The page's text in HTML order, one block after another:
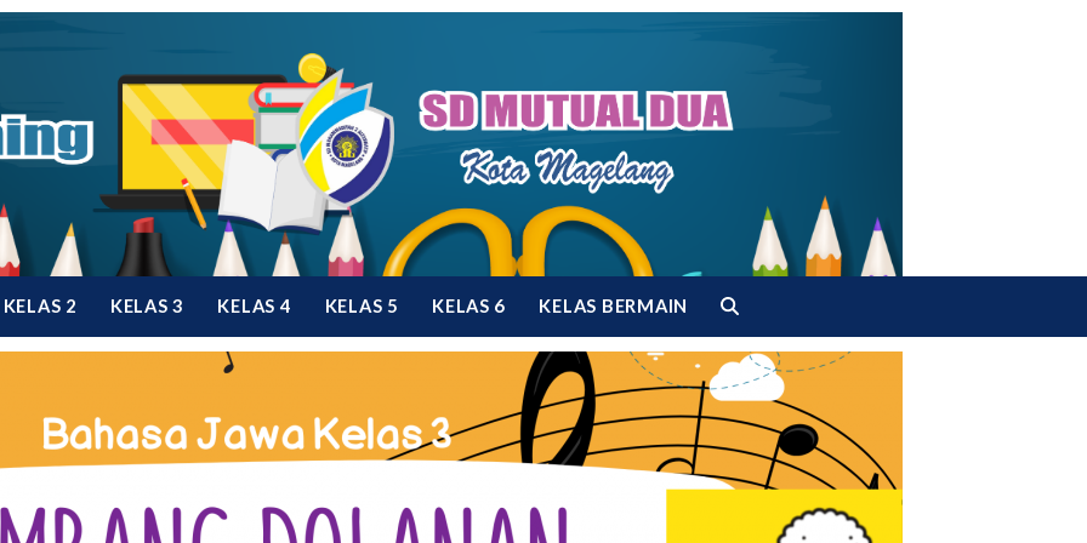
KELAS 2 KELAS 3 KELAS 4 KELAS 5 KELAS 6 KELAS BERMAIN